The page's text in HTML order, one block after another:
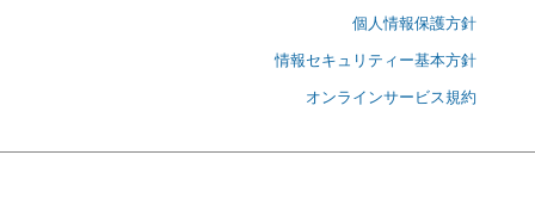
個人情報保護方針
情報セキュリティー基本方針
オンラインサービス規約